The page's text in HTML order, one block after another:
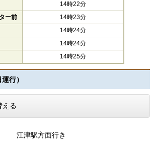
14時22分
ー前
14時23分
14時24分
14時24分
14時25分
行）
える
江津駅方面行き